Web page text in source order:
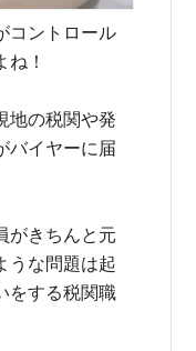
コントロール
！
地の税関や発
バイヤーに届
がきちんと元
うな問題は起
をする税関職